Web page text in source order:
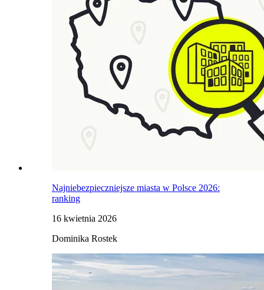
Najniebezpieczniejsze miasta w Polsce 2026:
ranking
16 kwietnia 2026
Dominika Rostek